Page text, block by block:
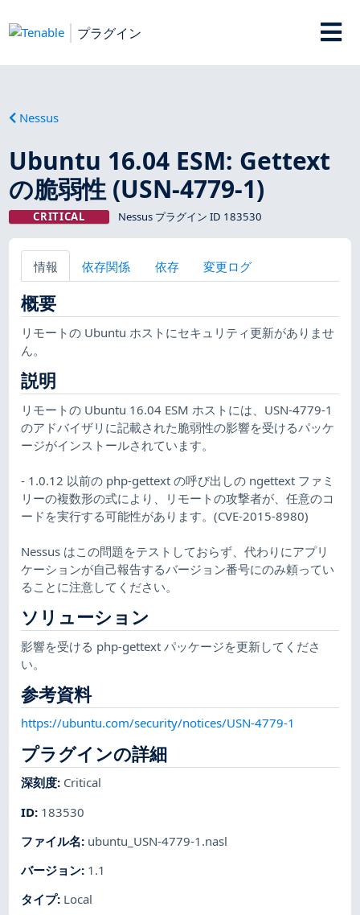
プラグイン
Nessus
Ubuntu 16.04 ESM: Gettext
の脆弱性 (USN-4779-1)
CRITICAL Nessus プラグイン ID 183530
情報 依存関係 依存 変更ログ
概要
リモートの Ubuntu ホストにセキュリティ更新がありませ
ん。
説明
リモートの Ubuntu 16.04 ESM ホストには、USN-4779-1
のアドバイザリに記載された脆弱性の影響を受けるパッケ
ージがインストールされています。
- 1.0.12 以前の php-gettext の呼び出しの ngettext ファミ
リーの複数形の式により、リモートの攻撃者が、任意のコ
ードを実行する可能性があります。(CVE-2015-8980)
Nessus はこの問題をテストしておらず、代わりにアプリ
ケーションが自己報告するバージョン番号にのみ頼ってい
ることに注意してください。
ソリューション
影響を受ける php-gettext パッケージを更新してくださ
い。
参考資料
https://ubuntu.com/security/notices/USN-4779-1
プラグインの詳細
深刻度: Critical
ID: 183530
ファイル名: ubuntu_USN-4779-1.nasl
バージョン: 1.1
タイプ: Local